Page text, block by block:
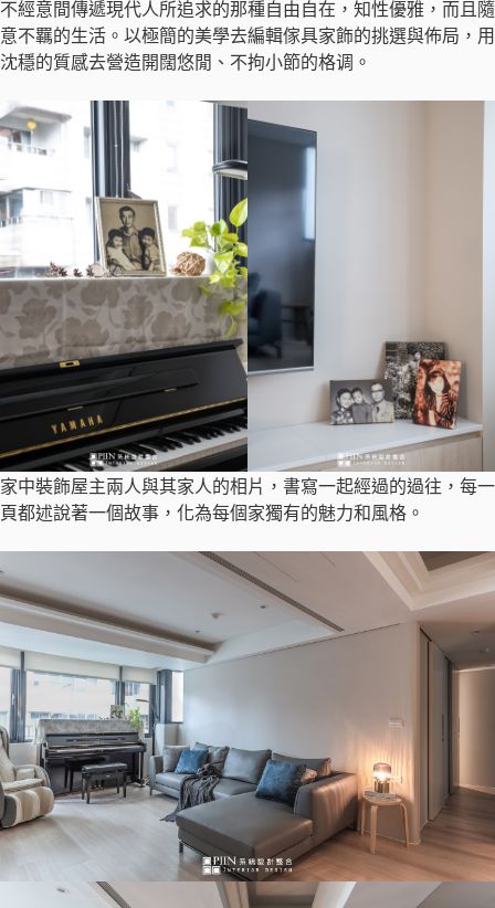
不經意間傳遞現代人所追求的那種自由自在，知性優雅，而且隨
意不羈的生活。以極簡的美學去編輯傢具家飾的挑選與佈局，用
沈穩的質感去營造開闊悠閒、不拘小節的格调。
家中裝飾屋主兩人與其家人的相片，書寫一起經過的過往，每一
頁都述說著一個故事，化為每個家獨有的魅力和風格。